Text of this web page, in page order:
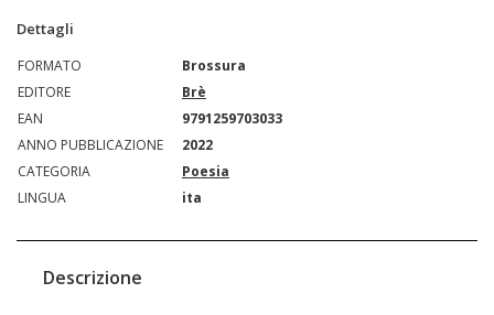
Dettagli
FORMATO
Brossura
EDITORE
Brè
EAN
9791259703033
ANNO PUBBLICAZIONE
2022
CATEGORIA
Poesia
LINGUA
ita
Descrizione